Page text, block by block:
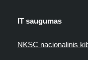
IT saugumas
NKSC nacionalinis